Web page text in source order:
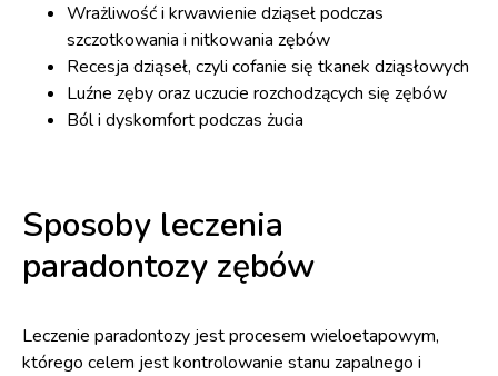
Wrażliwość i krwawienie dziąseł podczas
szczotkowania i nitkowania zębów
Recesja dziąseł, czyli cofanie się tkanek dziąsłowych
Luźne zęby oraz uczucie rozchodzących się zębów
Ból i dyskomfort podczas żucia
Sposoby leczenia
paradontozy zębów
Leczenie paradontozy jest procesem wieloetapowym,
którego celem jest kontrolowanie stanu zapalnego i